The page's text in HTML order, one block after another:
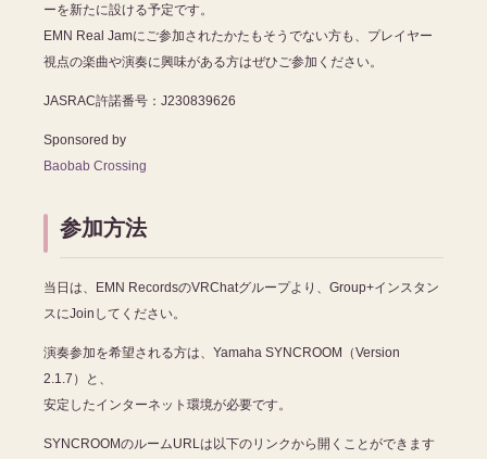
ーを新たに設ける予定です。
EMN Real Jamにご参加されたかたもそうでない方も、プレイヤー
視点の楽曲や演奏に興味がある方はぜひご参加ください。
JASRAC許諾番号：J230839626
Sponsored by
Baobab Crossing
参加方法
当日は、EMN RecordsのVRChatグループより、Group+インスタン
スにJoinしてください。
演奏参加を希望される方は、Yamaha SYNCROOM（Version
2.1.7）と、
安定したインターネット環境が必要です。
SYNCROOMのルームURLは以下のリンクから開くことができます